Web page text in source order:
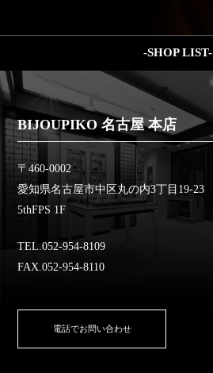
-SHOP LIST-
BIJOUPIKO 名古屋 本店
〒460-0002
愛知県名古屋市中区丸の内3丁目19-23
5thFPS 1F
TEL.052-954-8109
FAX.052-954-8110
電話でお問い合わせ